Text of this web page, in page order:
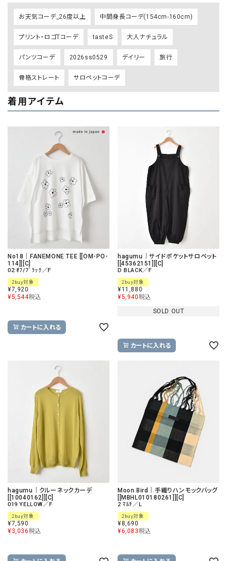
お天気コーデ_26度以上 中間身長コーデ(154cm-160cm)
プリント・ロゴTコーデ tasteS 大人ナチュラル
パンツコーデ 2026ss0529 デイリー 旅行
骨格ストレート サロペットコーデ
着用アイテム
No18｜FANEMONE TEE [[OM-PO-
114]][C]
02:ｵﾌ/ﾌﾞﾗｯｸ／F
2buy対象
¥7,920
¥5,544税込
カートに入れる
hagumu｜サイドポケットサロペット
[[45362151]][C]
D BLACK／F
2buy対象
¥11,880
¥5,940税込
SOLD OUT
カートに入れる
hagumu｜クルーネックカーデ
[[10040162]][C]
019 YELLOW／F
2buy対象
¥7,590
¥3,036税込
Moon Bird｜手織りハンモックバッグ
[[MBHL010180261]][C]
2 ﾏﾙﾁ／L
2buy対象
¥8,690
¥6,083税込